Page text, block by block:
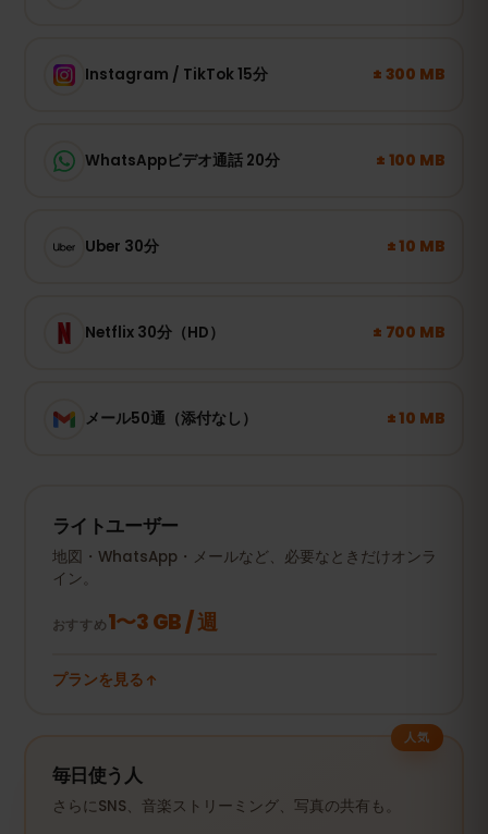
Instagram / TikTok 15分 ± 300 MB
WhatsAppビデオ通話 20分 ± 100 MB
Uber 30分 ± 10 MB
Netflix 30分（HD） ± 700 MB
メール50通（添付なし） ± 10 MB
ライトユーザー
地図・WhatsApp・メールなど、必要なときだけオンラ
イン。
おすすめ1〜3 GB / 週
プランを見る
人気
毎日使う人
さらにSNS、音楽ストリーミング、写真の共有も。